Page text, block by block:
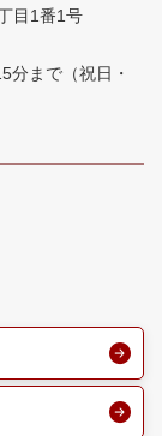
目1番1号
分まで （祝日・